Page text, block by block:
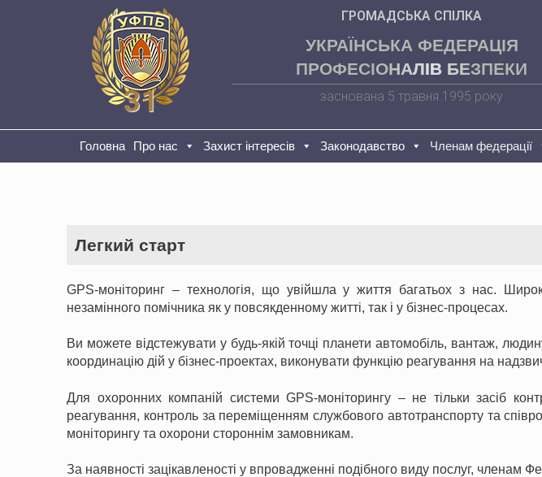
31
ГРОМАДСЬКА СПІЛКА
УКРАЇНСЬКА ФЕДЕРАЦІЯ
ПРОФЕСІОНАЛІВ БЕЗПЕКИ
заснована 5 травня 1995 року
Головна Про нас Захист інтересів Законодавство Членам федерації
Легкий старт
GPS-моніторинг – технологія, що увійшла у життя багатьох з нас.
незамінного помічника як у повсякденному житті, так і у бізнес-процесах.
Ви можете відстежувати у будь-якій точці планети автомобіль, вантаж,
координацію дій у бізнес-проектах, виконувати функцію реагування на
Для охоронних компаній системи GPS-моніторингу – не тільки засіб
реагування, контроль за переміщенням службового автотранспорту та
моніторингу та охорони стороннім замовникам.
За наявності зацікавленості у впровадженні подібного виду послуг, членам